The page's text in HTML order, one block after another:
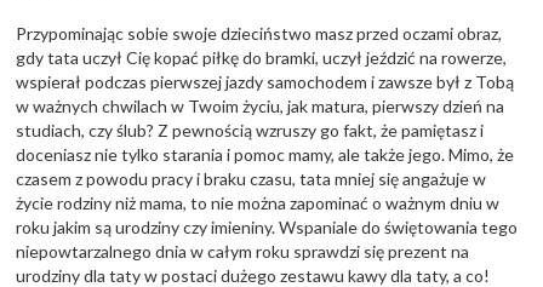
Przypominając sobie swoje dzieciństwo masz przed oczami obraz,
gdy tata uczył Cię kopać piłkę do bramki, uczył jeździć na rowerze,
wspierał podczas pierwszej jazdy samochodem i zawsze był z Tobą
w ważnych chwilach w Twoim życiu, jak matura, pierwszy dzień na
studiach, czy ślub? Z pewnością wzruszy go fakt, że pamiętasz i
doceniasz nie tylko starania i pomoc mamy, ale także jego. Mimo, że
czasem z powodu pracy i braku czasu, tata mniej się angażuje w
życie rodziny niż mama, to nie można zapominać o ważnym dniu w
roku jakim są urodziny czy imieniny. Wspaniale do świętowania tego
niepowtarzalnego dnia w całym roku sprawdzi się prezent na
urodziny dla taty w postaci dużego zestawu kawy dla taty, a co!